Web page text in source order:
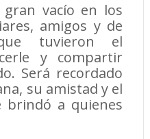
vacío en los
amigos y de
tuvieron el
y compartir
Será recordado
su amistad y el
brindó a quienes